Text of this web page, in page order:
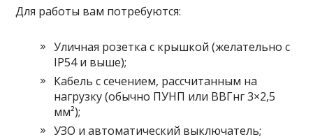
Для работы вам потребуются:
Уличная розетка с крышкой (желательно с
IP54 и выше);
Кабель с сечением, рассчитанным на
нагрузку (обычно ПУНП или ВВГнг 3×2,5
мм²);
УЗО и автоматический выключатель;